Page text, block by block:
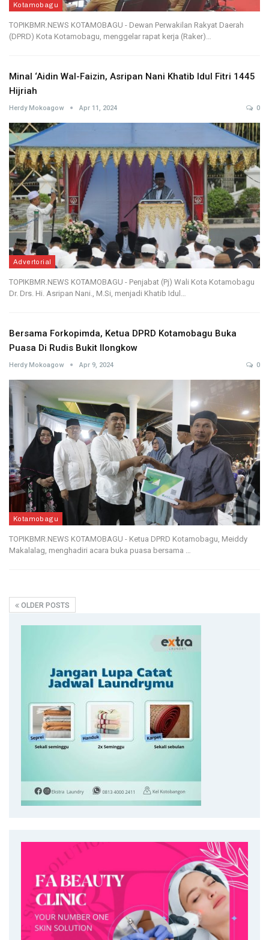
Kotamobagu
TOPIKBMR.NEWS KOTAMOBAGU - Dewan Perwakilan Rakyat Daerah
(DPRD) Kota Kotamobagu, menggelar rapat kerja (Raker)…
Minal ‘Aidin Wal-Faizin, Asripan Nani Khatib Idul Fitri 1445
Hijriah
Herdy Mokoagow Apr 11, 2024 0
Advertorial
TOPIKBMR.NEWS KOTAMOBAGU - Penjabat (Pj) Wali Kota Kotamobagu
Dr. Drs. Hi. Asripan Nani., M.Si, menjadi Khatib Idul…
Bersama Forkopimda, Ketua DPRD Kotamobagu Buka
Puasa Di Rudis Bukit Ilongkow
Herdy Mokoagow Apr 9, 2024 0
Kotamobagu
TOPIKBMR.NEWS KOTAMOBAGU - Ketua DPRD Kotamobagu, Meiddy
Makalalag, menghadiri acara buka puasa bersama …
OLDER POSTS